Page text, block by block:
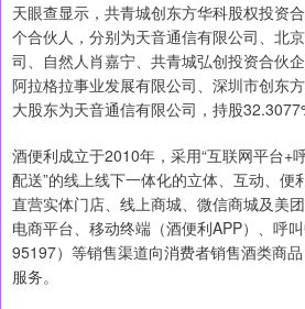
天眼查显示，共青城创东方华科股权投资
个合伙人，分别为天音通信有限公司、北
司、自然人肖嘉宁、共青城弘创投资合伙
阿拉格拉事业发展有限公司、深圳市创东
大股东为天音通信有限公司，持股
酒便利成立于2010年，采用“互联网平台+
配送”的线上线下一体化的立体、互动、便
直营实体门店、线上商城、微信商城及美
电商平台、移动终端（酒便利APP）、呼
95197）等销售渠道向消费者销售酒类商
服务。